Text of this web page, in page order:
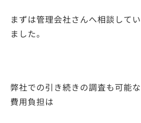
まずは管理会社さんへ相談して
ました。
弊社での引き続きの調査も可能
費用負担は